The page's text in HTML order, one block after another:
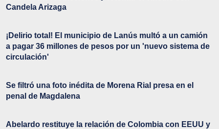
Candela Arizaga
¡Delirio total! El municipio de Lanús multó a un camión
a pagar 36 millones de pesos por un 'nuevo sistema de
circulación'
Se filtró una foto inédita de Morena Rial presa en el
penal de Magdalena
Abelardo restituye la relación de Colombia con EEUU y